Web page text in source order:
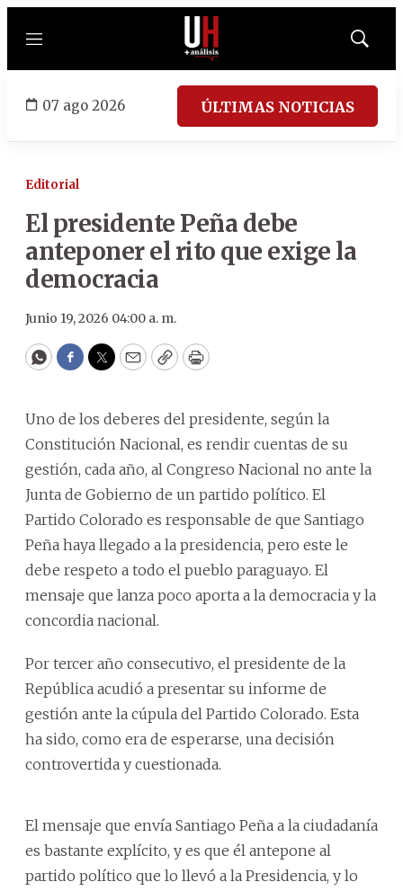
Menú
Mostrar
07 ago 2026 ÚLTIMAS NOTICIAS
Editorial
El presidente Peña debe
anteponer el rito que exige la
democracia
Junio 19, 2026 04:00 a. m.
WhatsApp
Facebook
Twitter
EmailCopyPrint
Uno de los deberes del presidente, según la
Constitución Nacional, es rendir cuentas de su
gestión, cada año, al Congreso Nacional no ante la
Junta de Gobierno de un partido político. El
Partido Colorado es responsable de que Santiago
Peña haya llegado a la presidencia, pero este le
debe respeto a todo el pueblo paraguayo. El
mensaje que lanza poco aporta a la democracia y la
concordia nacional.
Por tercer año consecutivo, el presidente de la
República acudió a presentar su informe de
gestión ante la cúpula del Partido Colorado. Esta
ha sido, como era de esperarse, una decisión
controvertida y cuestionada.
El mensaje que envía Santiago Peña a la ciudadanía
es bastante explícito, y es que él antepone al
partido político que lo llevó a la Presidencia, y lo